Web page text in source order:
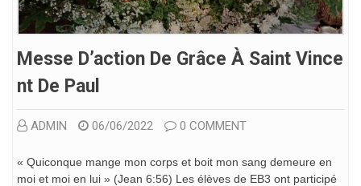
Messe D’action De Grâce À Saint Vince
Nt De Paul
ADMIN 06/06/2022 0 COMMENT
« Quiconque mange mon corps et boit mon sang demeure en
moi et moi en lui » (Jean 6:56) Les élèves de EB3 ont participé